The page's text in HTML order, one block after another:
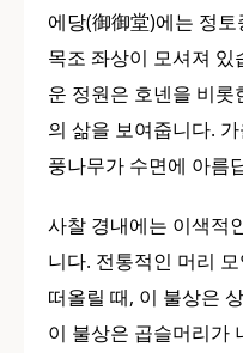
에당(御御堂)에는 정
목조 좌상이 모셔져
운 정원은 호넨을 비
의 삶을 보여줍니다.
풍나무가 수면에 아름
사찰 경내에는 이색적
니다. 전통적인 머리
떠올릴 때, 이 불상은
이 불상은 곱슬머리가